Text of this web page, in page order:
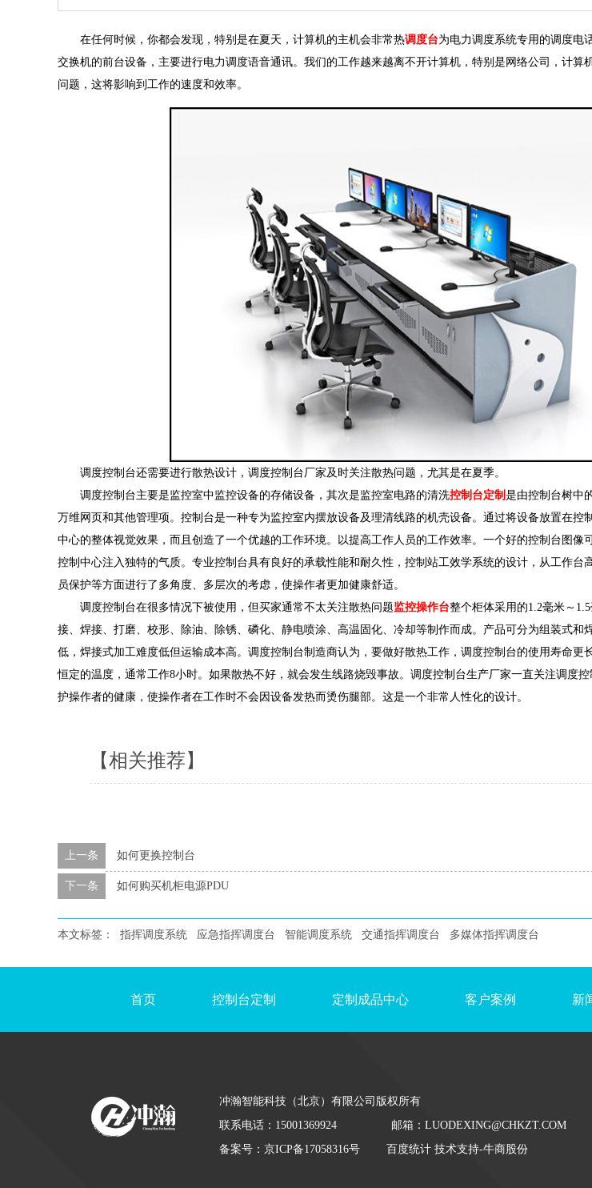
在任何时候，你都会发现，特别是在夏天，计算机的主机会非常热调度台为电力调度系统专用的调度电
交换机的前台设备，主要进行电力调度语音通讯。我们的工作越来越离不开计算机，特别是网络公司，计算
问题，这将影响到工作的速度和效率。
调度控制台还需要进行散热设计，调度控制台厂家及时关注散热问题，尤其是在夏季。
调度控制台主要是监控室中监控设备的存储设备，其次是监控室电路的清洗控制台定制 是由控制台树中
万维网页和其他管理项。控制台是一种专为监控室内摆放设备及理清线路的机壳设备。通过将设备放置在控
中心的整体视觉效果，而且创造了一个优越的工作环境。以提高工作人员的工作效率。一个好的控制台图像
控制中心注入独特的气质。专业控制台具有良好的承载性能和耐久性，控制站工效学系统的设计，从工作台
员保护等方面进行了多角度、多层次的考虑，使操作者更加健康舒适。
调度控制台在很多情况下被使用，但买家通常不太关注散热问题监控操作台整个柜体采用的1.2毫米～
接、焊接、打磨、校形、除油、除锈、磷化、静电喷涂、高温固化、冷却等制作而成。产品可分为组装式和
低，焊接式加工难度低但运输成本高。调度控制台制造商认为，要做好散热工作，调度控制台的使用寿命更
恒定的温度，通常工作8小时。如果散热不好，就会发生线路烧毁事故。调度控制台生产厂家一直关注调度
护操作者的健康，使操作者在工作时不会因设备发热而烫伤腿部。这是一个非常人性化的设计。
【相关推荐】
上一条 如何更换控制台
下一条 如何购买机柜电源PDU
本文标签： 指挥调度系统 应急指挥调度台 智能调度系统 交通指挥调度台 多媒体指挥调度台
首页 控制台定制 定制成品中心 客户案例 新
冲瀚智能科技（北京）有限公司版权所有
联系电话：15001369924
邮箱：LUODEXING@CHKZT.COM
备案号： 京ICP备17058316号 百度统计 技术支持-牛商股份